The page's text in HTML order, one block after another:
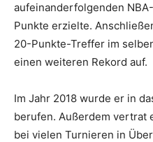
aufeinanderfolgenden
Punkte erzielte.
20-Punkte-Treffer im
einen weiteren Rekord auf.
Im Jahr 2018 wurde er in
berufen. Außerdem vertrat
bei vielen Turnieren in